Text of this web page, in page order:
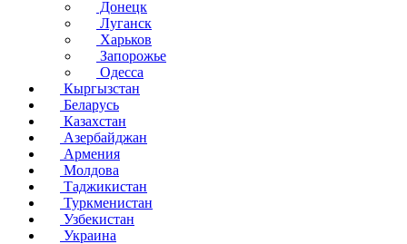
Донецк
Луганск
Харьков
Запорожье
Одесса
Кыргызстан
Беларусь
Казахстан
Азербайджан
Армения
Молдова
Таджикистан
Туркменистан
Узбекистан
Украина